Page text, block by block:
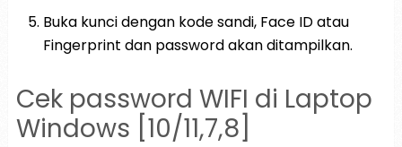
Buka kunci dengan kode sandi, Face ID atau
Fingerprint dan password akan ditampilkan.
Cek password WIFI di Laptop
Windows [10/11,7,8]